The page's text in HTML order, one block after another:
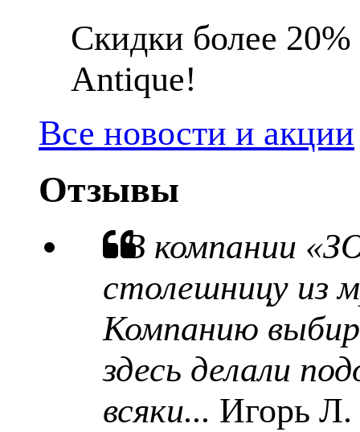
Скидки более
Antique!
Все новости и акции
Отзывы
В компании
столешницу из
Компанию
здесь делали
всяки... Игорь Л.